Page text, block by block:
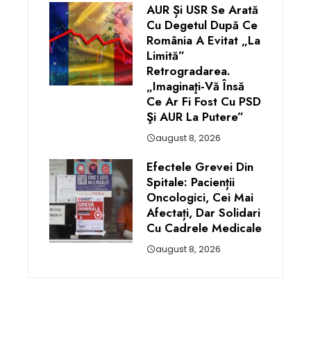
AUR Și USR Se Arată
Cu Degetul După Ce
România A Evitat „la
Limită”
Retrogradarea.
„Imaginaţi-Vă Însă
Ce Ar Fi Fost Cu PSD
Şi AUR La Putere”
august 8, 2026
Efectele Grevei Din
Spitale: Pacienții
Oncologici, Cei Mai
Afectați, Dar Solidari
Cu Cadrele Medicale
august 8, 2026